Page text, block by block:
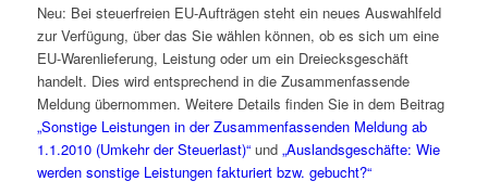
Neu: Bei steuerfreien EU-Aufträgen steht ein neues Auswahlfeld
zur Verfügung, über das Sie wählen können, ob es sich um eine
EU-Warenlieferung, Leistung oder um ein Dreiecksgeschäft
handelt. Dies wird entsprechend in die Zusammenfassende
Meldung übernommen. Weitere Details finden Sie in dem Beitrag
„Sonstige Leistungen in der Zusammenfassenden Meldung ab
1.1.2010 (Umkehr der Steuerlast)“und „Auslandsgeschäfte: Wie
werden sonstige Leistungen fakturiert bzw. gebucht?“